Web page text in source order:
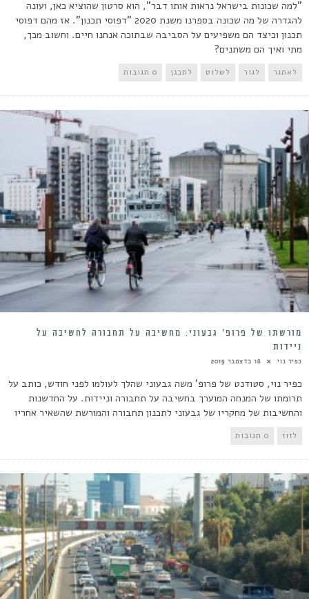
"למה שכונות בישראל נראות אותו דבר", הוא סרטון שהוציא כאן, ועונה
להגדרה של מה שכונה בספרנו משנת 2020 "דפוסי תכנון". אז מהם דפוסי
תכנון וכיצד הם משפיעים על הסביבה שבתוכה אנחנו חיים. וחשוב מכך,
מתי ואיך הם משתנים?
לאתגר לגור לשלוט לתכנן 0 תגובות
מורשתו של פרופ’ גבעוני: מחשיבה על תחבורה לחשיבה על
ניידות
כפיר נוי 18 בדצמבר 2019
כפיר נוי, סטודנט של פרופ' משה גבעוני שהלך לעולמו לפני חודש, כותב על
תרומתו של המנחה המוערך בחשיבה על תחבורה וניידות. על החדשנות
והחשיבות של מחקריו של גבעוני לתכנון תחבורה והמורשת שהשאיר אחריו
לזוז 0 תגובות